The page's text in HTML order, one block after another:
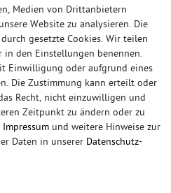
- Alle Rechte vorbehalten.
und zzgl. Versandkosten
Komplettanlagen,
Universalteile, Fächerkrümmer,
und Auspuffzubehör.
EISENMANN, ULTER
Medien von Drittanbietern
Website zu analysieren. Die
gesetzte Cookies. Wir teilen
den Einstellungen benennen.
Einwilligung oder aufgrund eines
Die Zustimmung kann erteilt oder
Recht, nicht einzuwilligen und
Zeitpunkt zu ändern oder zu
Impressum und weitere Hinweise zur
Daten in unserer Daten­schutz­